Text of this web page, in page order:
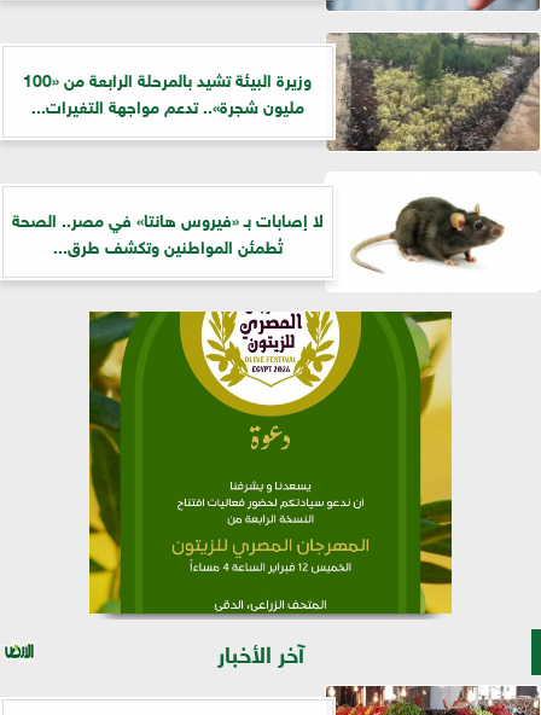
وزيرة البيئة تشيد بالمرحلة الرابعة من «100
مليون شجرة».. تدعم مواجهة التغيرات...
لا إصابات بـ «فيروس هانتا» في مصر.. الصحة
تُطمئن المواطنين وتكشف طرق...
آخر الأخبار